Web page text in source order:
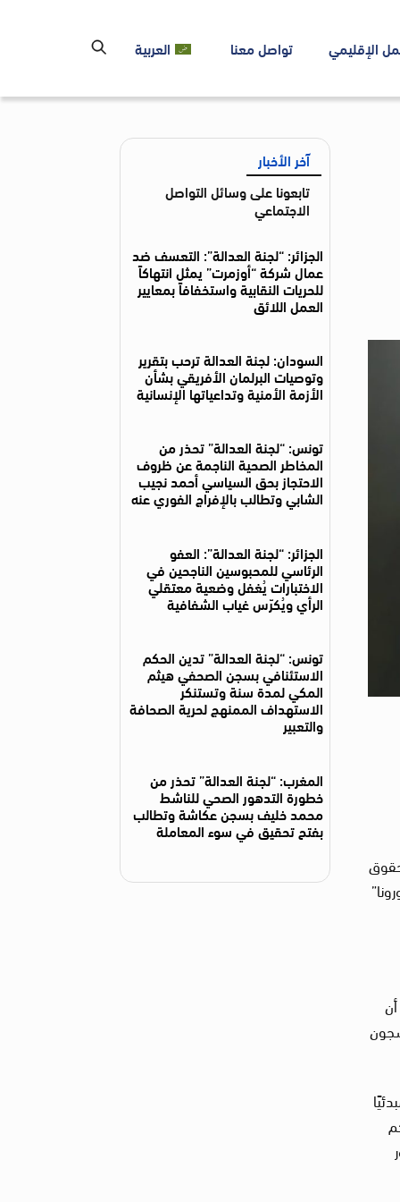
الإقليمي تواصل معنا العربية
أن
قانون تنظيم السجون
آخر الأخبار
تابعونا على وسائل التواصل
الاجتماعي
الجزائر: “لجنة العدالة”: التعسف ضد
عمال شركة “أوزمرت” يمثل انتهاكاً
للحريات النقابية واستخفافاً بمعايير
العمل اللائق
السودان: لجنة العدالة ترحب بتقرير
وتوصيات البرلمان الأفريقي بشأن
الأزمة الأمنية وتداعياتها الإنسانية
تونس: “لجنة العدالة” تحذر من
المخاطر الصحية الناجمة عن ظروف
الاحتجاز بحق السياسي أحمد نجيب
الشابي وتطالب بالإفراج الفوري عنه
الجزائر: “لجنة العدالة”: العفو
الرئاسي للمحبوسين الناجحين في
الاختبارات يُغفل وضعية معتقلي
الرأي ويُكرّس غياب الشفافية
تونس: “لجنة العدالة” تدين الحكم
الاستئنافي بسجن الصحفي هيثم
المكي لمدة سنة وتستنكر
الاستهداف الممنهج لحرية الصحافة
والتعبير
المغرب: “لجنة العدالة” تحذر من
خطورة التدهور الصحي للناشط
محمد خليف بسجن عكاشة وتطالب
بفتح تحقيق في سوء المعاملة